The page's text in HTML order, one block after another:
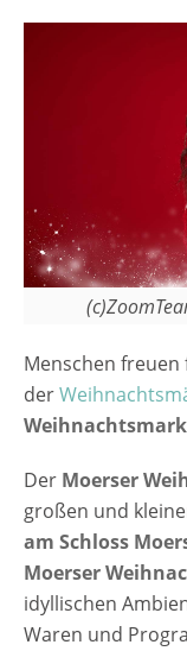
Angebot an
Bestandteil
Moers sind
Angebot
finden – von
über eigens
liebevoll
Liebevoll
Düfte und
mit den
wieder viel
Dog alles,
Besonderheit
zwischen
Menschen freuen
der
Der Moerser
großen und
am Schloss
Moerser
idyllischen
Waren und